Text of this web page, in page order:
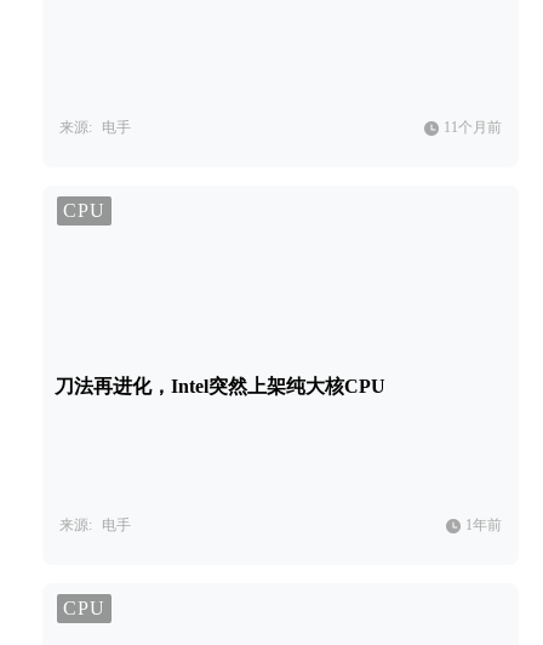
来源: 电手 11个月前
CPU
刀法再进化，Intel突然上架纯大核CPU
来源: 电手 1年前
CPU